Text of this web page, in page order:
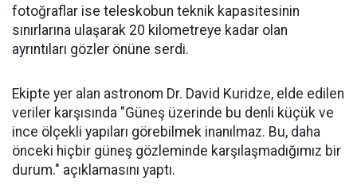
fotoğraflar ise teleskobun teknik kapasitesinin
sınırlarına ulaşarak 20 kilometreye kadar olan
ayrıntıları gözler önüne serdi.
Ekipte yer alan astronom Dr. David Kuridze, elde edilen
veriler karşısında "Güneş üzerinde bu denli küçük ve
ince ölçekli yapıları görebilmek inanılmaz. Bu, daha
önceki hiçbir güneş gözleminde karşılaşmadığımız bir
durum." açıklamasını yaptı.